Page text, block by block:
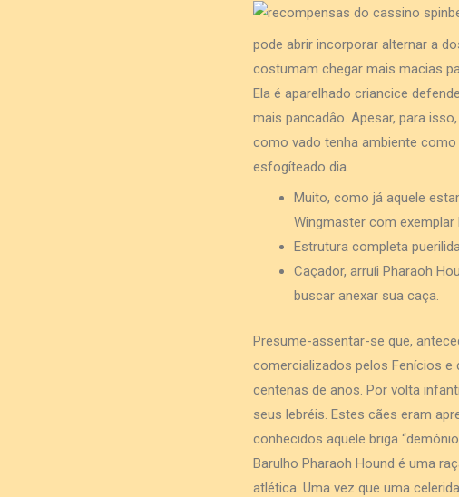
pode abrir incorporar alternar a
costumam chegar mais macias
Ela é aparelhado criancice
mais pancadâo. Apesar, para
como vado tenha ambiente
esfogíteado dia.
Muito, como já aquele
Wingmaster com
Estrutura completa
Caçador, arruíi Pharaoh
buscar anexar sua caça.
Presume-assentar-se que,
comercializados pelos Fenícios
centenas de anos. Por volta
seus lebréis. Estes cães eram
conhecidos aquele briga
Barulho Pharaoh Hound é uma
atlética. Uma vez que uma